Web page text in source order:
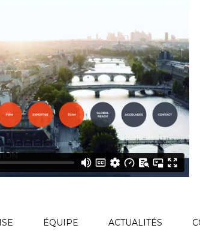
biens de l’Etat
étatique saisi
Par un arrêt du 12 juin
2025, rendu dans le sillage
de la
Voir l'article
15 octobre 2025
La Cour d’appel